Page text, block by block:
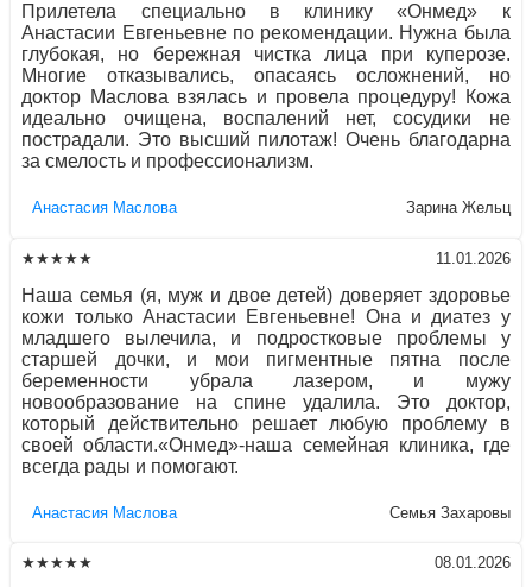
Прилетела специально в клинику «Онмед» к
Анастасии Евгеньевне по рекомендации. Нужна была
глубокая, но бережная чистка лица при куперозе.
Многие отказывались, опасаясь осложнений, но
доктор Маслова взялась и провела процедуру! Кожа
идеально очищена, воспалений нет, сосудики не
пострадали. Это высший пилотаж! Очень благодарна
за смелость и профессионализм.
Aнaстaсия Маслова Зарина Жельц
★★★★★ 11.01.2026
Наша семья (я, муж и двое детей) доверяет здоровье
кожи только Анастасии Евгеньевне! Она и диатез у
младшего вылечила, и подростковые проблемы у
старшей дочки, и мои пигментные пятна после
беременности убрала лазером, и мужу
новообразование на спине удалила. Это доктор,
который действительно решает любую проблему в
своей области.«Онмед»-наша семейная клиника, где
всегда рады и помогают.
Aнaстaсия Маслова Семья Захаровы
★★★★★ 08.01.2026